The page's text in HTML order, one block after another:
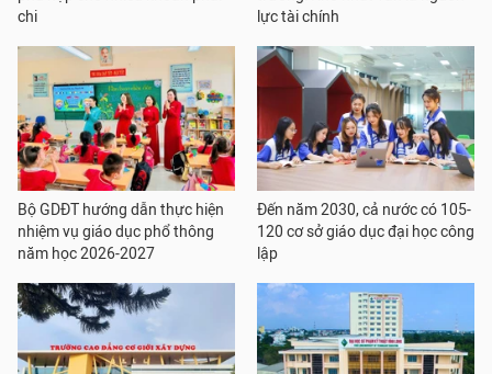
chi
lực tài chính
Bộ GDĐT hướng dẫn thực hiện
nhiệm vụ giáo dục phổ thông
năm học 2026-2027
Đến năm 2030, cả nước có 105-
120 cơ sở giáo dục đại học công
lập